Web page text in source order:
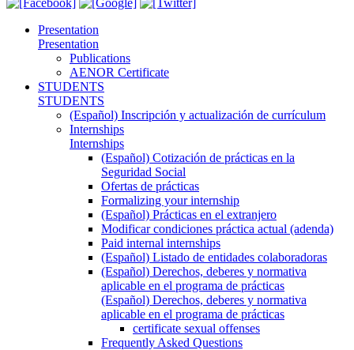
Presentation
Presentation
Publications
AENOR Certificate
STUDENTS
STUDENTS
(Español) Inscripción y actualización de currículum
Internships
Internships
(Español) Cotización de prácticas en la
Seguridad Social
Ofertas de prácticas
Formalizing your internship
(Español) Prácticas en el extranjero
Modificar condiciones práctica actual (adenda)
Paid internal internships
(Español) Listado de entidades colaboradoras
(Español) Derechos, deberes y normativa
aplicable en el programa de prácticas
(Español) Derechos, deberes y normativa
aplicable en el programa de prácticas
certificate sexual offenses
Frequently Asked Questions